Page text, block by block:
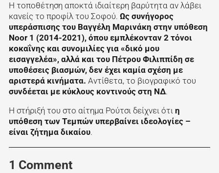
Η τοποθέτηση αποκτά ιδιαίτερη βαρύτητα αν λάβει
κανείς το προφίλ του Σοφού. Ως συνήγορος
υπεράσπισης του Βαγγέλη Μαρινάκη στην υπόθεση
Noor 1 (2014-2021), όπου εμπλέκονταν 2 τόνοι
κοκαΐνης και συνομιλίες για «δικό μου
εισαγγελέα», αλλά και του Πέτρου Φιλιππίδη σε
υποθέσεις βιασμών, δεν έχει καμία σχέση με
αριστερά κινήματα. Αντίθετα, το βιογραφικό του
συνδέεται με κύκλους κοντινούς στη ΝΔ.
Η στήριξή του στο αίτημα Ρούτσι δείχνει ότι η
υπόθεση των Τεμπών υπερβαίνει ιδεολογίες –
είναι ζήτημα δικαίου.
1 Comment